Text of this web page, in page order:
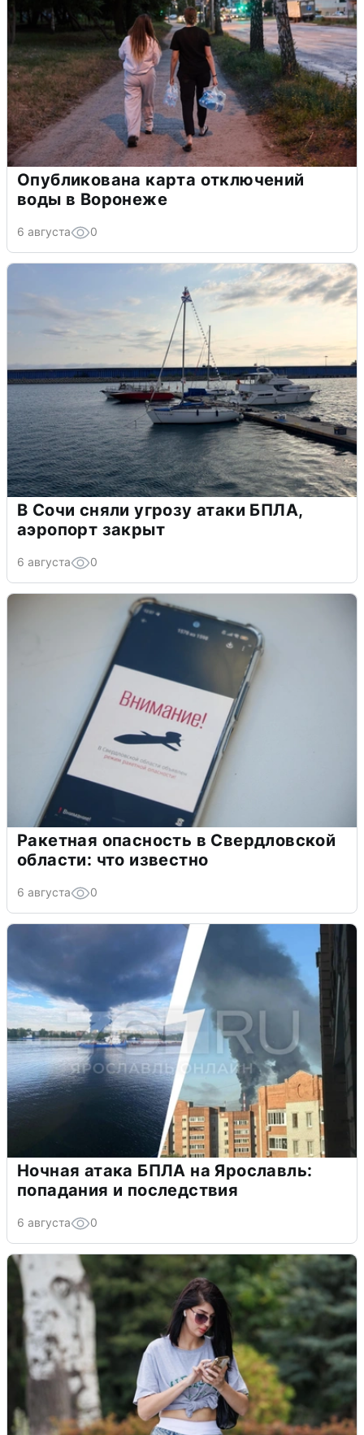
Опубликована карта отключений
воды в Воронеже
6 августа 0
В Сочи сняли угрозу атаки БПЛА,
аэропорт закрыт
6 августа 0
Ракетная опасность в Свердловской
области: что известно
6 августа 0
Ночная атака БПЛА на Ярославль:
попадания и последствия
6 августа 0